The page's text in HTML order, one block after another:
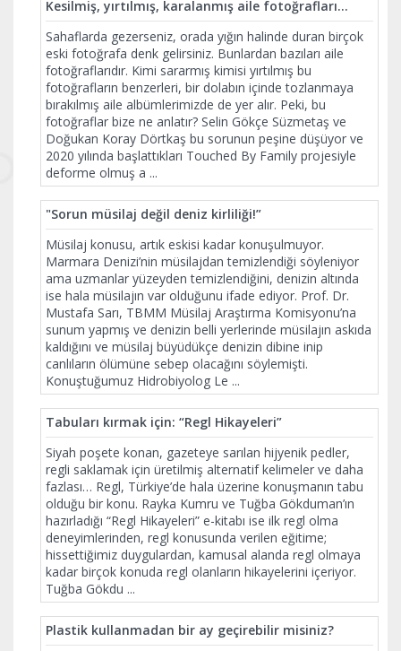
Kesilmiş, yırtılmış, karalanmış aile fotoğrafları...
Sahaflarda gezerseniz, orada yığın halinde duran birçok
eski fotoğrafa denk gelirsiniz. Bunlardan bazıları aile
fotoğraflarıdır. Kimi sararmış kimisi yırtılmış bu
fotoğrafların benzerleri, bir dolabın içinde tozlanmaya
bırakılmış aile albümlerimizde de yer alır. Peki, bu
fotoğraflar bize ne anlatır? Selin Gökçe Süzmetaş ve
Doğukan Koray Dörtkaş bu sorunun peşine düşüyor ve
2020 yılında başlattıkları Touched By Family projesiyle
deforme olmuş a ...
"Sorun müsilaj değil deniz kirliliği!”
Müsilaj konusu, artık eskisi kadar konuşulmuyor.
Marmara Denizi’nin müsilajdan temizlendiği söyleniyor
ama uzmanlar yüzeyden temizlendiğini, denizin altında
ise hala müsilajın var olduğunu ifade ediyor. Prof. Dr.
Mustafa Sarı, TBMM Müsilaj Araştırma Komisyonu’na
sunum yapmış ve denizin belli yerlerinde müsilajın askıda
kaldığını ve müsilaj büyüdükçe denizin dibine inip
canlıların ölümüne sebep olacağını söylemişti.
Konuştuğumuz Hidrobiyolog Le ...
Tabuları kırmak için: “Regl Hikayeleri”
Siyah poşete konan, gazeteye sarılan hijyenik pedler,
regli saklamak için üretilmiş alternatif kelimeler ve daha
fazlası… Regl, Türkiye’de hala üzerine konuşmanın tabu
olduğu bir konu. Rayka Kumru ve Tuğba Gökduman’ın
hazırladığı “Regl Hikayeleri” e-kitabı ise ilk regl olma
deneyimlerinden, regl konusunda verilen eğitime;
hissettiğimiz duygulardan, kamusal alanda regl olmaya
kadar birçok konuda regl olanların hikayelerini içeriyor.
Tuğba Gökdu ...
Plastik kullanmadan bir ay geçirebilir misiniz?